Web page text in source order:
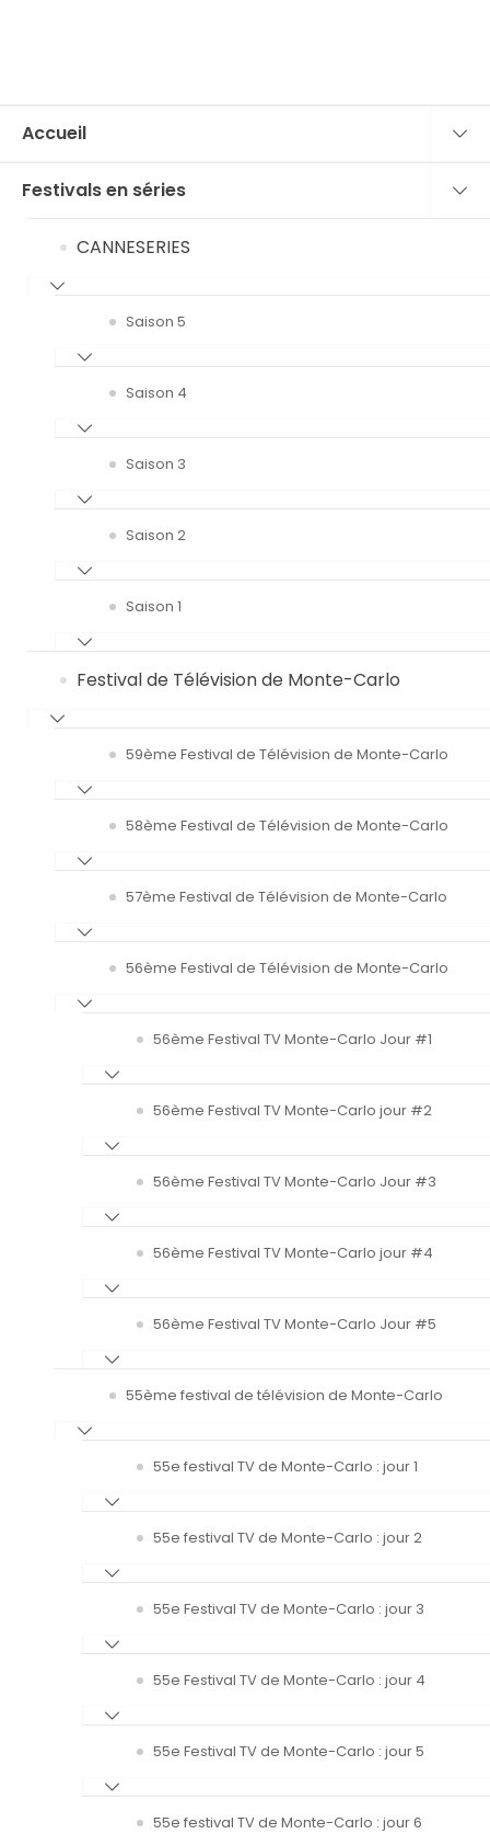
Accueil
Festivals en séries
CANNESERIES
Saison 5
Saison 4
Saison 3
Saison 2
Saison 1
Festival de Télévision de Monte-Carlo
59ème Festival de Télévision de Monte-Carlo
58ème Festival de Télévision de Monte-Carlo
57ème Festival de Télévision de Monte-Carlo
56ème Festival de Télévision de Monte-Carlo
56ème Festival TV Monte-Carlo Jour #1
56ème Festival TV Monte-Carlo jour #2
56ème Festival TV Monte-Carlo Jour #3
56ème Festival TV Monte-Carlo jour #4
56ème Festival TV Monte-Carlo Jour #5
55ème festival de télévision de Monte-Carlo
55e festival TV de Monte-Carlo : jour 1
55e festival TV de Monte-Carlo : jour 2
55e Festival TV de Monte-Carlo : jour 3
55e Festival TV de Monte-Carlo : jour 4
55e Festival TV de Monte-Carlo : jour 5
55e festival TV de Monte-Carlo : jour 6